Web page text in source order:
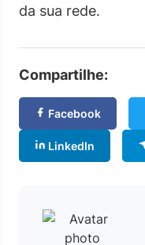
da sua rede.
Compartilhe:
Facebook
LinkedIn